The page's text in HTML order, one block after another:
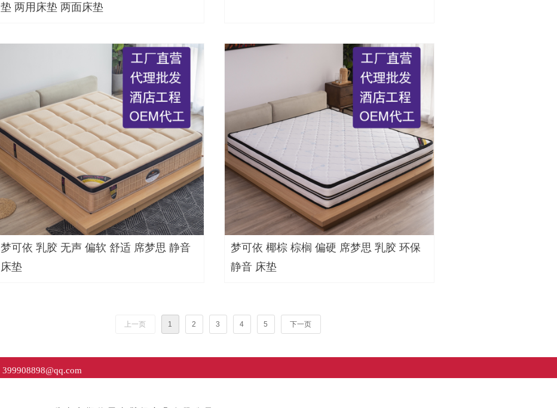
垫 两用床垫 两面床垫
梦可依 乳胶 无声 偏软 舒适 席梦思 静音
床垫
梦可依 椰棕 棕榈 偏硬 席梦思 乳胶 环保
静音 床垫
上一页 1 2 3 4 5 下一页
399908898@qq.com